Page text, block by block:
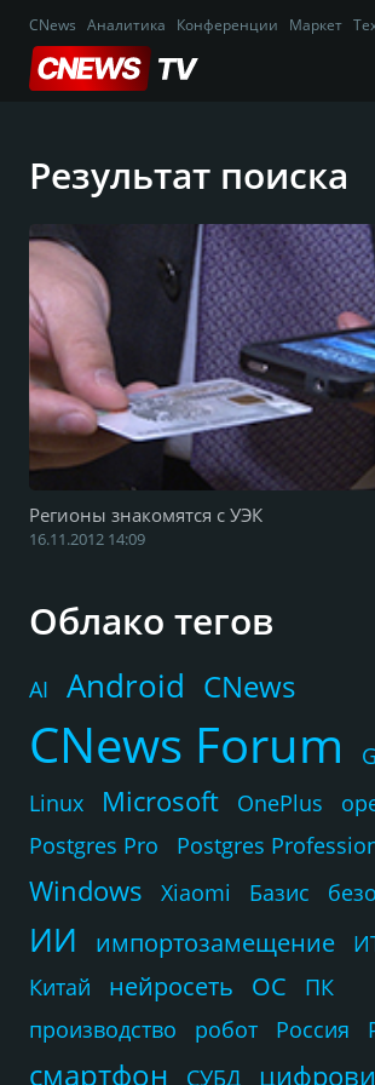
CNews Аналитика Конференции Маркет
Результат поиска
Регионы знакомятся с УЭК
16.11.2012 14:09
Облако тегов
AI Android CNews
CNews Forum
Linux Microsoft OnePlus
Postgres Pro
Postgres
Windows Xiaomi Базис
ИИ импортозамещение
Китай
нейросеть ОС
ПК
производство
робот Россия
смартфон СУБД